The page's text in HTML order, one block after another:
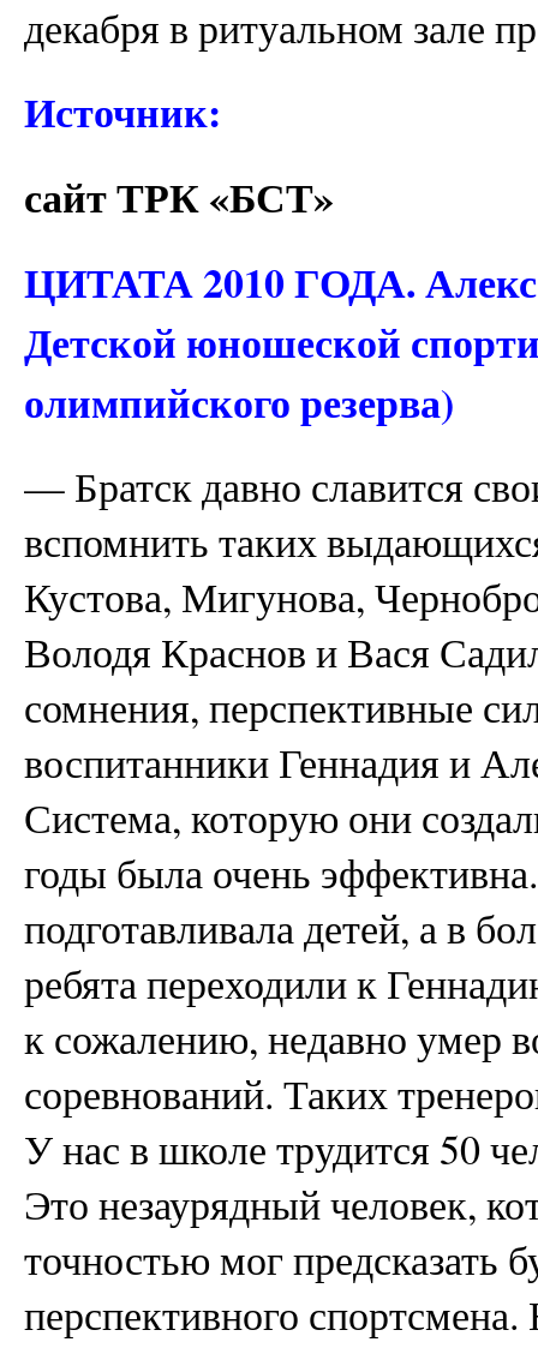
декабря в ритуальном зале
Источник:
сайт ТРК «БСТ»
ЦИТАТА 2010 ГОДА.
Детской юношеской
олимпийского резерва)
— Братск давно славится
вспомнить таких
Кустова, Мигунова,
Володя Краснов и Вася
сомнения, перспективные
воспитанники Геннадия и
Система, которую они
годы была очень
подготавливала детей, а в
ребята переходили к
к сожалению, недавно умер
соревнований. Таких
У нас в школе трудится 50
Это незаурядный человек,
точностью мог предсказать
перспективного